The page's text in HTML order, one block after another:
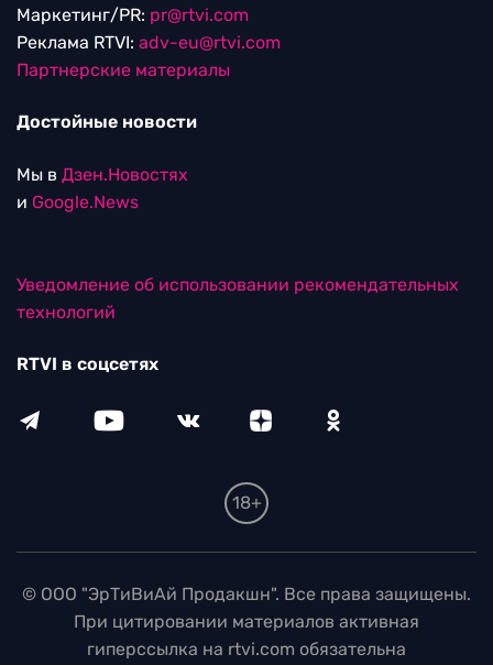
Маркетинг/PR: pr@rtvi.com
Реклама RTVI: adv-eu@rtvi.com
Партнерские материалы
Достойные новости
Мы в Дзен.Новостях
и Google.News
Уведомление об использовании рекомендательных
технологий
RTVI в соцсетях
18+
© ООО "ЭрТиВиАй Продакшн". Все права защищены.
При цитировании материалов активная
гиперссылка на rtvi.com обязательна